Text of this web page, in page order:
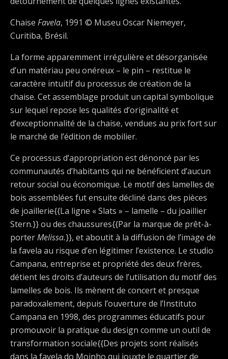
Chaise Favela, 1991 © Museu Oscar Niemeyer,
Curitiba, Brésil.
La forme apparemment irrégulière et désorganisée
d’un matériau peu onéreux – le pin – restitue le
caractère intuitif du processus de création de la
chaise. Cet assemblage produit un capital symbolique
sur lequel repose les qualités d’originalité et
d’exceptionnalité de la chaise, vendues au prix fort sur
le marché de l’édition de mobilier.
Ce processus d’appropriation est dénoncé par les
communautés d’habitants qui ne bénéficient d’aucun
retour social ou économique. Le motif des lamelles de
bois assemblées fut ensuite décliné dans des pièces
de joaillerie{{La ligne « Slats » – lamelle – du joaillier
Stern.}} ou des chaussures{{Par la marque de prêt-à-
porterMelissa.}}, et aboutit à la diffusion de l’image de
la favela au risque d’en légitimer l’existence. Le studio
Campana, entreprise et propriété des deux frères,
détient les droits d’auteurs de l’utilisation du motif des
lamelles de bois. Ils mènent de concert et presque
paradoxalement, depuis l’ouverture de l’Instituto
Campana en 1998, des programmes éducatifs pour
promouvoir la pratique du design comme un outil de
transformation sociale{{Des projets sont réalisés
dans la favela do Moinho qui jouxte le quartier de